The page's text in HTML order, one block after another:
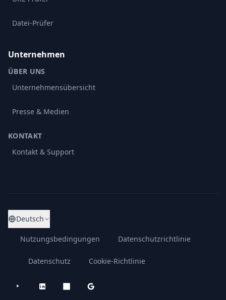
Datei-Prüfer
Unternehmen
ÜBER UNS
Unternehmensübersicht
Presse & Medien
KONTAKT
Kontakt & Support
Deutsch
Nutzungsbedingungen Datenschutzrichtlinie
Datenschutz Cookie-Richtlinie